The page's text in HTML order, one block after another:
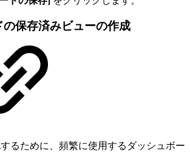
の保存済みビューの作成
るために、頻繁に使用するダッシュボー